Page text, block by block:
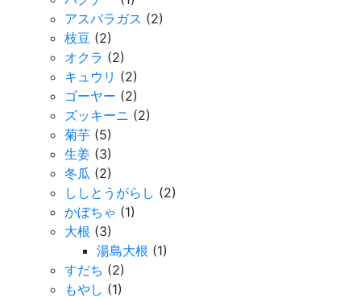
アスパラガス (2)
枝豆 (2)
オクラ (2)
キュウリ (2)
ゴーヤー (2)
ズッキーニ (2)
菊芋 (5)
生姜 (3)
冬瓜 (2)
ししとうがらし (2)
かぼちゃ (1)
大根 (3)
湯島大根 (1)
すだち (2)
もやし (1)